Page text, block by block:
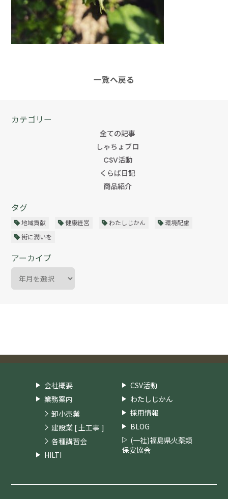
カテゴリー
全ての記事
しゃちょブロ
CSV活動
くらば日記
商品紹介
タグ
地域貢献 健康経営 わたしじかん
環境配慮
街に潤いを
アーカイブ
一覧へ戻る
会社概要
業務案内
卸小売業
建設業 [ 土工事 ]
各種講習会
HILTI
CSV活動
わたしじかん
採用情報
BLOG
(一社)福島県火薬類
保安協会